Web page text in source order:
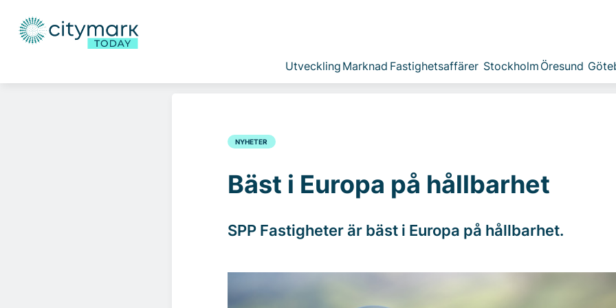
Utveckling Marknad Fastighetsaffärer Stockholm Öresund
NYHETER
Bäst i Europa på hållbarhet
SPP Fastigheter är bäst i Europa på hållbarhet.